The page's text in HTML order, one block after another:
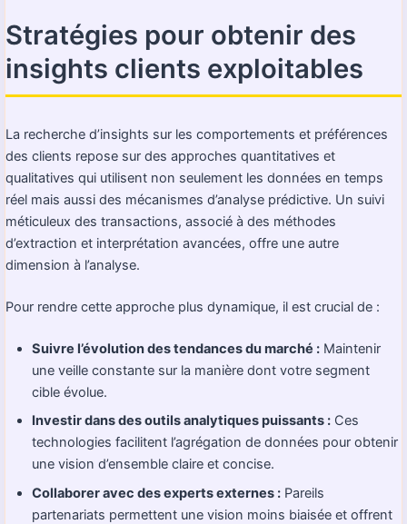
Stratégies pour obtenir des
insights clients exploitables
La recherche d’insights sur les comportements et préférences
des clients repose sur des approches quantitatives et
qualitatives qui utilisent non seulement les données en temps
réel mais aussi des mécanismes d’analyse prédictive. Un suivi
méticuleux des transactions, associé à des méthodes
d’extraction et interprétation avancées, offre une autre
dimension à l’analyse.
Pour rendre cette approche plus dynamique, il est crucial de :
Suivre l’évolution des tendances du marché : Maintenir
une veille constante sur la manière dont votre segment
cible évolue.
Investir dans des outils analytiques puissants : Ces
technologies facilitent l’agrégation de données pour obtenir
une vision d’ensemble claire et concise.
Collaborer avec des experts externes : Pareils
partenariats permettent une vision moins biaisée et offrent